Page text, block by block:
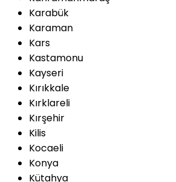
Karabük
Karaman
Kars
Kastamonu
Kayseri
Kırıkkale
Kırklareli
Kırşehir
Kilis
Kocaeli
Konya
Kütahya